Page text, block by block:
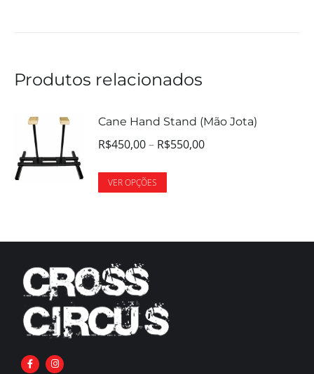
Produtos relacionados
Cane Hand Stand (Mão Jota)
R$450,00– R$550,00
VER OPÇÕES